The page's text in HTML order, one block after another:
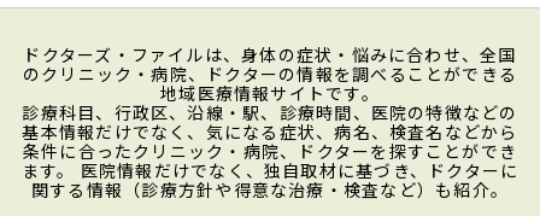
ドクターズ・ファイルは、身体の症状・悩みに合わせ、全国
のクリニック・病院、ドクターの情報を調べることができる
地域医療情報サイトです。
診療科目、行政区、沿線・駅、診療時間、医院の特徴などの
基本情報だけでなく、気になる症状、病名、検査名などから
条件に合ったクリニック・病院、ドクターを探すことができ
ます。 医院情報だけでなく、独自取材に基づき、ドクターに
関する情報（診療方針や得意な治療・検査など）も紹介。